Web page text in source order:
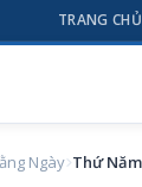
TRANG CHỦ
Ngày